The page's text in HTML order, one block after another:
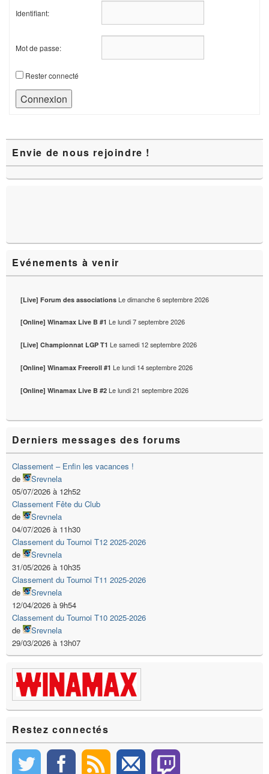
Identifiant:
Mot de passe:
Rester connecté
Connexion
principale
de
widget
Envie de nous rejoindre !
Evénements à venir
[Live] Forum des associations Ledimanche 6 septembre 2026
[Online] Winamax Live B #1 Lelundi 7 septembre 2026
[Live] Championnat LGP T1 Lesamedi 12 septembre 2026
[Online] Winamax Freeroll #1 Lelundi 14 septembre 2026
[Online] Winamax Live B #2 Lelundi 21 septembre 2026
Derniers messages des forums
Classement – Enfin les vacances !
de
Srevnela
05/07/2026 à 12h52
Classement Fête du Club
de
Srevnela
04/07/2026 à 11h30
Classement du Tournoi T12 2025-2026
de
Srevnela
31/05/2026 à 10h35
Classement du Tournoi T11 2025-2026
de
Srevnela
12/04/2026 à 9h54
Classement du Tournoi T10 2025-2026
de
Srevnela
29/03/2026 à 13h07
Restez connectés